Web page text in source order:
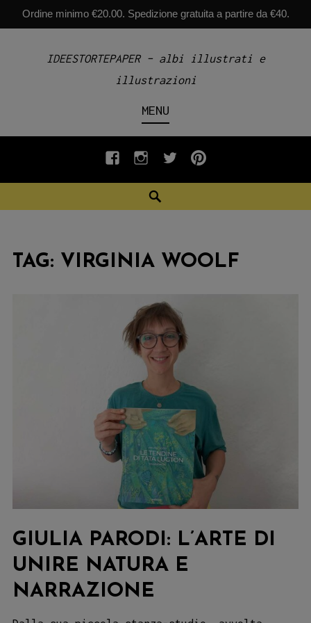
Ordine minimo €20.00. Spedizione gratuita a partire da €40.
IDEESTORTEPAPER – albi illustrati e
illustrazioni
MENU
fb INSTAGRAM
twiterpinterest
TAG: VIRGINIA WOOLF
GIULIA PARODI: L’ARTE DI
UNIRE NATURA E
NARRAZIONE